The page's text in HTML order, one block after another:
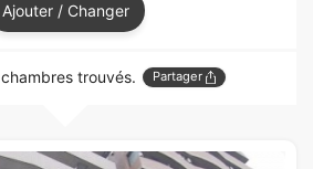
Ajouter / Changer
chambres trouvés. Partager